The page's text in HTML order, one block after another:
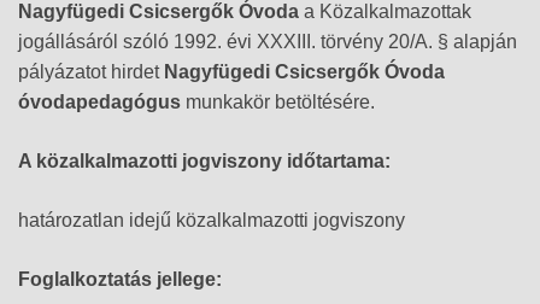
Nagyfügedi Csicsergők Óvoda a Közalkalmazottak
jogállásáról szóló 1992. évi XXXIII. törvény 20/A. § alapján
pályázatot hirdet Nagyfügedi Csicsergők Óvoda
óvodapedagógus munkakör betöltésére.
A közalkalmazotti jogviszony időtartama:
határozatlan idejű közalkalmazotti jogviszony
Foglalkoztatás jellege: